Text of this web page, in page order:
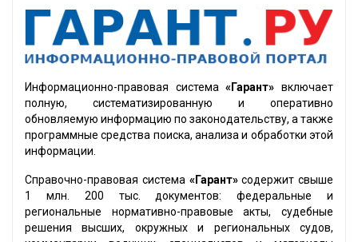
Информационно-правовая система«Гарант» включает
полную, систематизированную и оперативно
обновляемую информацию по законодательству, а также
программные средства поиска, анализа и обработки этой
информации.
Справочно-правовая система «Гарант»содержит свыше
1 млн. 200 тыс. документов: федеральные и
региональные нормативно-правовые акты, судебные
решения высших, окружных и региональных судов,